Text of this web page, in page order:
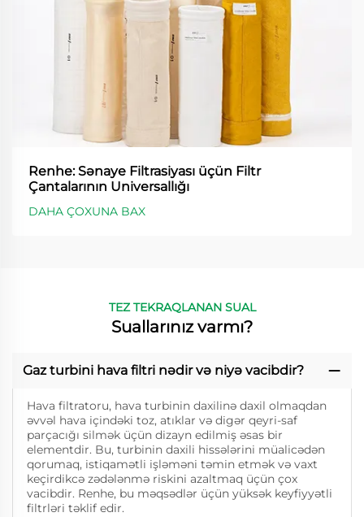
Renhe: Sənaye Filtrasiyası üçün Filtr
Çantalarının Universallığı
DAHA ÇOXUNA BAX
TEZ TEKRAQLANAN SUAL
Suallarınız varmı?
Gaz turbini hava filtri nədir və niyə vacibdir?
Hava filtratoru, hava turbinin daxilinə daxil olmaqdan
əvvəl hava içindəki toz, atıklar və digər qeyri-saf
parçacığı silmək üçün dizayn edilmiş əsas bir
elementdir. Bu, turbinin daxili hissələrini müalicədən
qorumaq, istiqamətli işləməni təmin etmək və vaxt
keçirdikcə zədələnmə riskini azaltmaq üçün çox
vacibdir. Renhe, bu məqsədlər üçün yüksək keyfiyyətli
filtrləri təklif edir.